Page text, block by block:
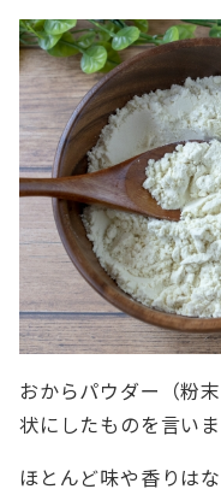
おからパウダー（粉
状にしたものを言いま
ほとんど味や香りは